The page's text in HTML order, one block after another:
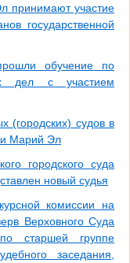
принимают участие
государственной
обучение по
дел с участием
(городских) судов в
Марий Эл
городского суда
новый судья
комиссии на
Верховного Суда
старшей группе
заседания,